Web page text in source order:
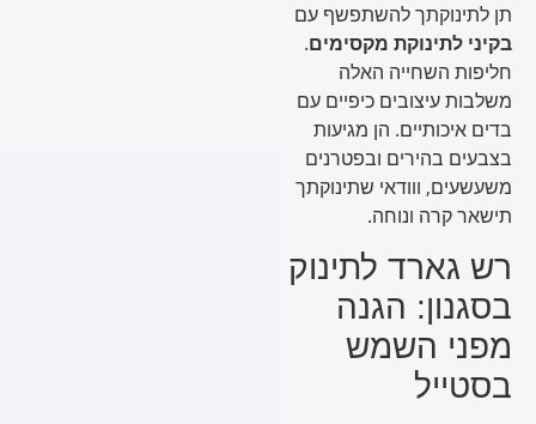
תן לתינוקתך להשתפשף עם
בקיני לתינוקת מקסימים.
חליפות השחייה האלה
משלבות עיצובים כיפיים עם
בדים איכותיים. הן מגיעות
בצבעים בהירים ובפטרנים
משעשעים, ווודאי שתינוקתך
תישאר קרה ונוחה.
רש גארד לתינוק
בסגנון: הגנה
מפני השמש
בסטייל